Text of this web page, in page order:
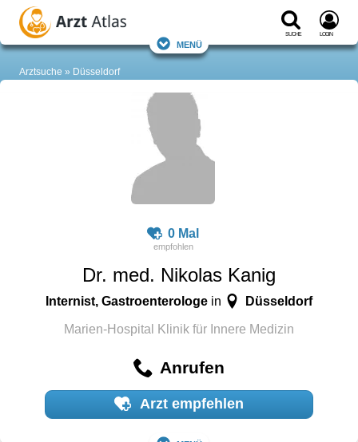
Suche Login
Menü
Arztsuche Düsseldorf
0 Mal
Dr. med. Nikolas Kanig
Internist, Gastroenterologe in Düsseldorf
Marien-Hospital Klinik für Innere Medizin
Anrufen
Arzt empfehlen